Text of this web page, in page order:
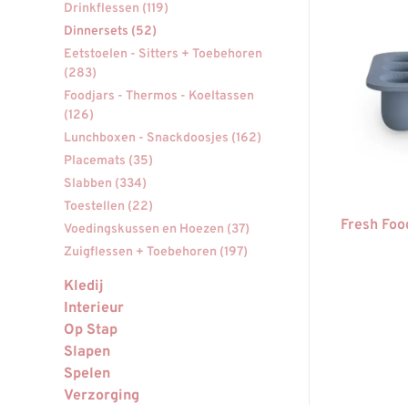
Drinkflessen (119)
Dinnersets (52)
Eetstoelen - Sitters + Toebehoren
(283)
Foodjars - Thermos - Koeltassen
(126)
Lunchboxen - Snackdoosjes (162)
Placemats (35)
Slabben (334)
Toestellen (22)
Voedingskussen en Hoezen (37)
Zuigflessen + Toebehoren (197)
Kledij
Interieur
Op Stap
Slapen
Spelen
Verzorging
Fresh